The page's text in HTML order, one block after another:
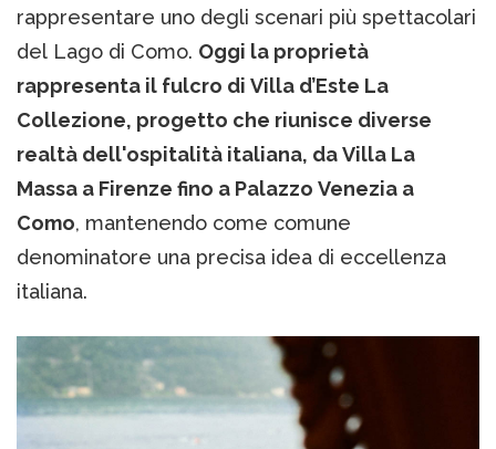
rappresentare uno degli scenari più spettacolari
del Lago di Como. Oggi la proprietà
rappresenta il fulcro di Villa d’Este La
Collezione, progetto che riunisce diverse
realtà dell'ospitalità italiana, da Villa La
Massa a Firenze fino a Palazzo Venezia a
Como, mantenendo come comune
denominatore una precisa idea di eccellenza
italiana.